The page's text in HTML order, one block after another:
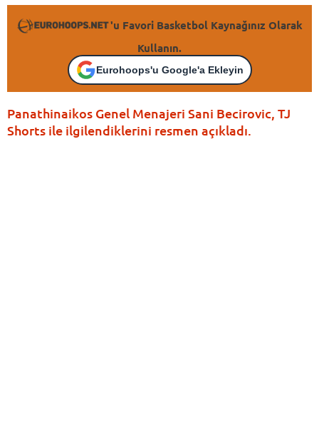
'u Favori Basketbol Kaynağınız Olarak
Kullanın.
Eurohoops'u Google'a Ekleyin
Panathinaikos Genel Menajeri Sani Becirovic, TJ
Shorts ile ilgilendiklerini resmen açıkladı.